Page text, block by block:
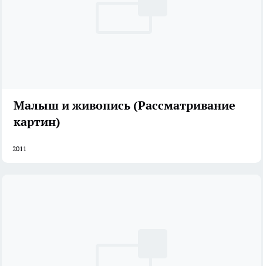
Малыш и живопись (Рассматривание
картин)
2011